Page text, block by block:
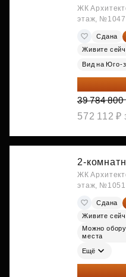
ЖК
этаж, №1047
Сдана
Живите
Вид на Юго-
34 612
39 784 800
572 112 ₽
2-
ЖК
этаж, №1051
Сдана
Живите
Можно
места
Ещё
34 665